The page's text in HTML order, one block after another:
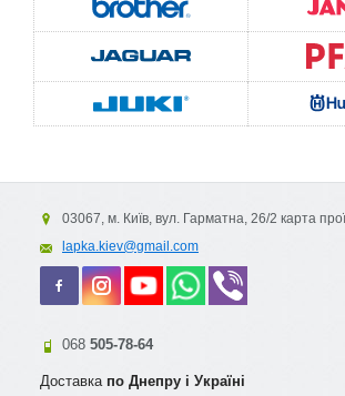
03067, м. Київ, вул. Гарматна, 26/2 карта
lapka.kiev@gmail.com
068 505-78-64
Доставка по Днепру і Україні